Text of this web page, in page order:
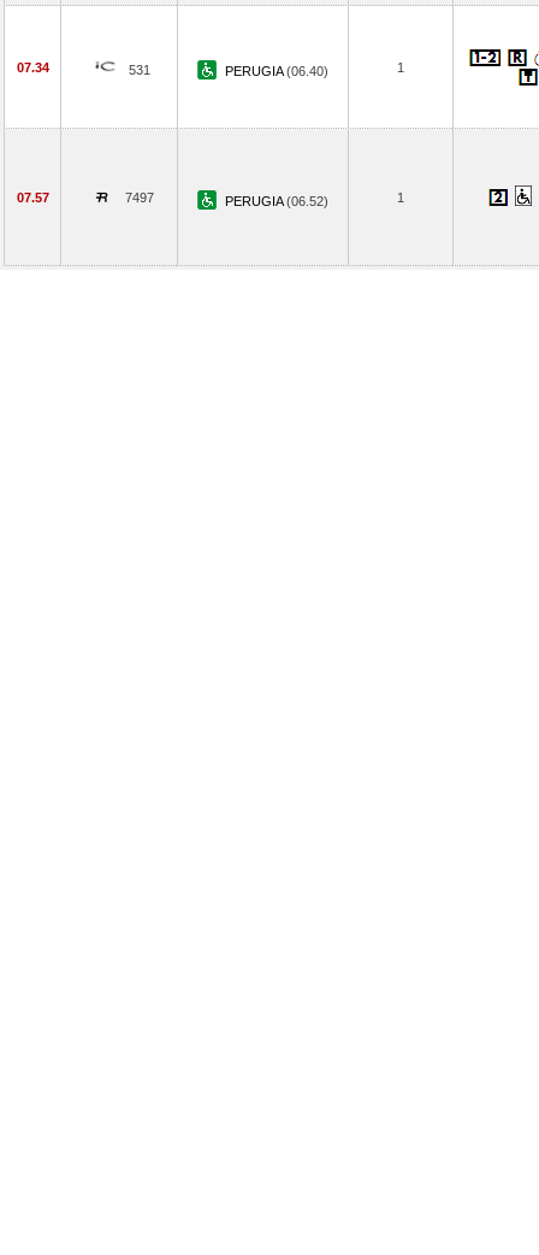
07.34 531 PERUGIA(06.40) 1
07.57 7497 PERUGIA(06.52) 1